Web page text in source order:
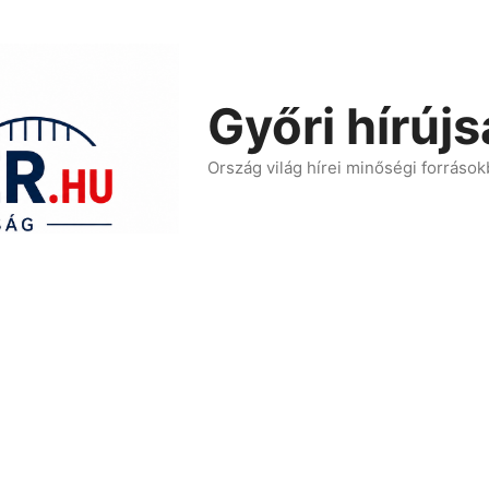
Győri
Ország világ hírei minőségi